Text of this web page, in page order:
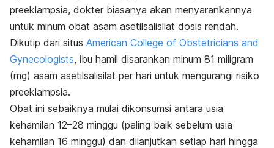
preeklampsia, dokter biasanya akan menyarankannya
untuk minum obat asam asetilsalisilat dosis rendah.
Dikutip dari situs American College of Obstetricians and
Gynecologists, ibu hamil disarankan minum 81 miligram
(mg) asam asetilsalisilat per hari untuk mengurangi risiko
preeklampsia.
Obat ini sebaiknya mulai dikonsumsi antara usia
kehamilan 12–28 minggu (paling baik sebelum usia
kehamilan 16 minggu) dan dilanjutkan setiap hari hingga